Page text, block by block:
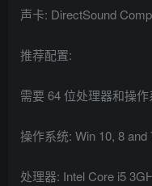
声卡: DirectSound
推荐配置:
需要 64 位处理器和操
操作系统: Win 10, 8 and
处理器: Intel Core i5